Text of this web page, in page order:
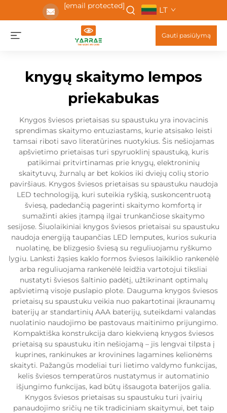
[email protected] LT
Gauti pasiūlymą
knygų skaitymo lempos
priekabukas
Knygos šviesos prietaisas su spaustuku yra inovacinis
sprendimas skaitymo entuziastams, kurie atsisako leisti
tamsai riboti savo literatūrines nuotykius. Šis nešiojamas
apšvietimo prietaisas turi spyruoklinį spaustuką, kuris
patikimai pritvirtinamas prie knygų, elektroninių
skaitytuvų, žurnalų ar bet kokios iki dviejų colių storio
paviršiaus. Knygos šviesos prietaisas su spaustuku naudoja
LED technologiją, kuri suteikia ryškią, suskoncentruotą
šviesą, padedančią pagerinti skaitymo komfortą ir
sumažinti akies įtampą ilgai trunkančiose skaitymo
sesijose. Šiuolaikiniai knygos šviesos prietaisai su spaustuku
naudoja energiją taupančias LED lemputes, kurios sukuria
nuolatinę, be blizgesio šviesą su reguliuojamu ryškumo
lygiu. Lanksti žąsies kaklo formos šviesos laikiklio rankenėlė
arba reguliuojama rankenėlė leidžia vartotojui tiksliai
nustatyti šviesos šaltinio padėtį, užtikrinant optimalų
apšvietimą visoje puslapio plote. Dauguma knygos šviesos
prietaisų su spaustuku veikia nuo pakartotinai įkraunamų
baterijų ar standartinių AAA baterijų, suteikdami valandas
nuolatinio naudojimo be pastovaus maitinimo prijungimo.
Kompaktiška konstrukcija daro kiekvieną knygos šviesos
prietaisą su spaustuku itin nešiojamą – jis lengvai tilpsta į
kuprines, rankinukes ar krovinines lagamines kelionėms
skaityti. Pažangūs modeliai turi lietimo valdymo funkcijas,
kelis šviesos temperatūros nustatymus ir automatinio
išjungimo funkcijas, kad būtų išsaugota baterijos galia.
Knygos šviesos prietaisas su spaustuku turi įvairių
panaudojimo sričių ne tik tradiciniam skaitymui, bet taip